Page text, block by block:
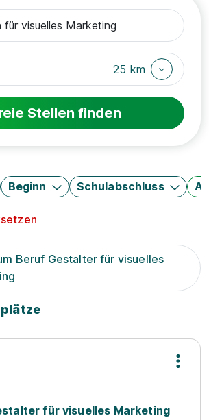
25 km
Stellen finden
Beginn Schulabschluss
Beruf Gestalter für visuelles
für visuelles Marketing